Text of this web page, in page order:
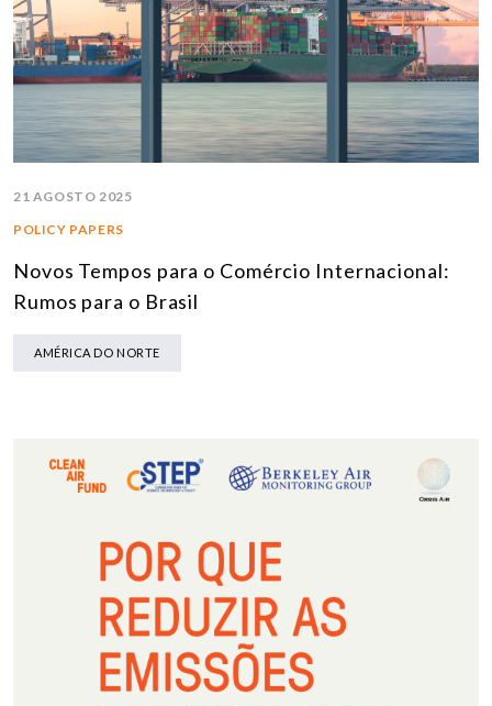
21 AGOSTO 2025
POLICY PAPERS
Novos Tempos para o Comércio Internacional:
Rumos para o Brasil
AMÉRICA DO NORTE